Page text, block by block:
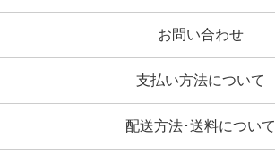
お問い合わせ
支払い方法について
配送方法･送料について